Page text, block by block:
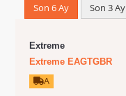
Son 6 Ay
Son 3 Ay
Extreme
Extreme EAGTGBR
A